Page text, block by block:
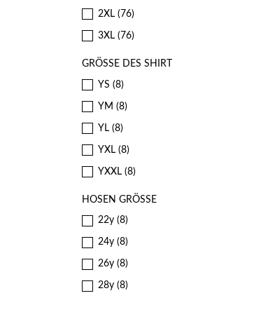
2XL (76)
3XL (76)
GRÖSSE DES SHIRT
YS (8)
YM (8)
YL (8)
YXL (8)
YXXL (8)
HOSEN GRÖSSE
22y (8)
24y (8)
26y (8)
28y (8)